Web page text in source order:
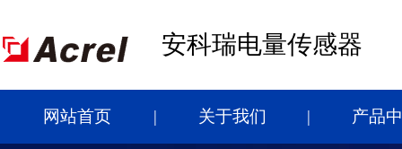
安科瑞电量传感器
网站首页 关于我们 产品